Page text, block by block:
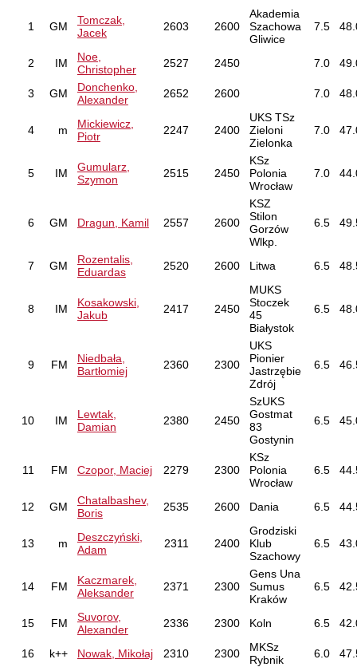
1 GM
Tomczak,
Jacek
2603 2600
Akademia
Szachowa
Gliwice
7.5
2 IM
Noe,
Christopher
2527 2450 7.0
3 GM
Donchenko,
Alexander
2652 2600 7.0
4 m
Mickiewicz,
Piotr
2247 2400
UKS TSz
Zieloni
Zielonka
7.0
5 IM
Gumularz,
Szymon
2515 2450
KSz
Polonia
Wrocław
7.0
6 GM Dragun, Kamil 2557 2600
KSZ
Stilon
Gorzów
Wlkp.
6.5
7 GM
Rozentalis,
Eduardas
2520 2600 Litwa 6.5
8 IM
Kosakowski,
Jakub
2417 2450
MUKS
Stoczek
45
Białystok
6.5
9 FM
Niedbała,
Bartłomiej
2360 2300
UKS
Pionier
Jastrzębie
Zdrój
6.5
10 IM
Lewtak,
Damian
2380 2450
SzUKS
Gostmat
83
Gostynin
6.5
11 FM Czopor, Maciej 2279 2300
KSz
Polonia
Wrocław
6.5
12 GM
Chatalbashev,
Boris
2535 2600 Dania 6.5
13 m
Deszczyński,
Adam
2311 2400
Grodziski
Klub
Szachowy
6.5
14 FM
Kaczmarek,
Aleksander
2371 2300
Gens Una
Sumus
Kraków
6.5
15 FM
Suvorov,
Alexander
2336 2300 Koln 6.5
16 k++ Nowak, Mikołaj 2310 2300
MKSz
Rybnik
6.0